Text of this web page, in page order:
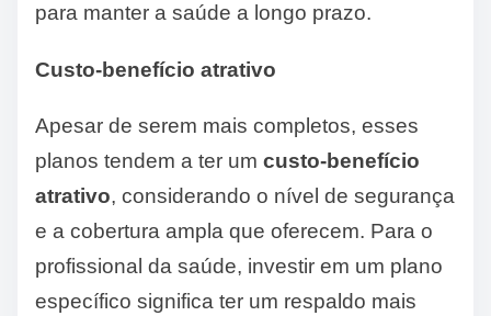
para manter a saúde a longo prazo.
Custo-benefício atrativo
Apesar de serem mais completos, esses
planos tendem a ter um custo-benefício
atrativo, considerando o nível de segurança
e a cobertura ampla que oferecem. Para o
profissional da saúde, investir em um plano
específico significa ter um respaldo mais